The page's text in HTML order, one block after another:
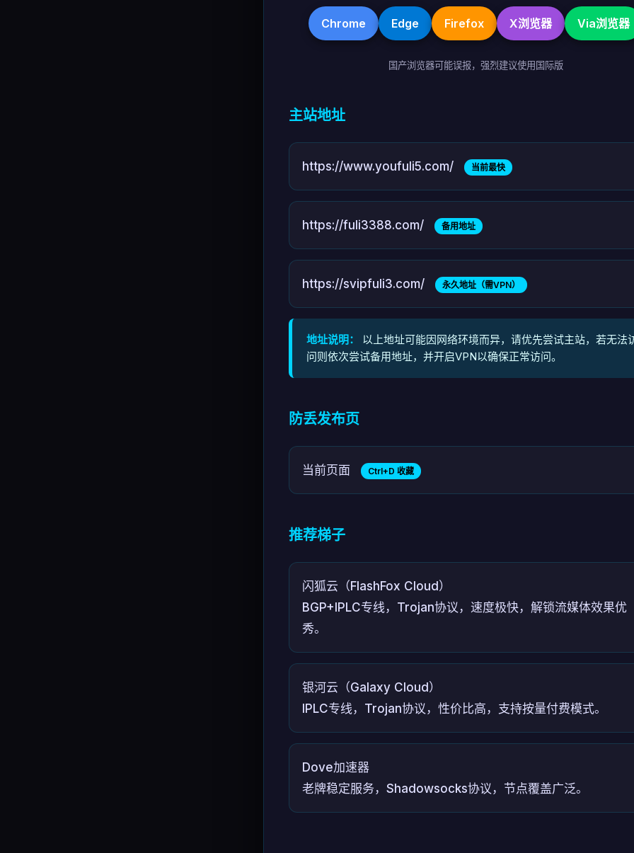
Chrome Edge Firefox X浏览器 Via浏览器
国产浏览器可能误报，强烈建议使用国际版
主站地址
https://www.youfuli5.com/ 当前最快
https://fuli3388.com/ 备用地址
https://svipfuli3.com/ 永久地址（需VPN）
地址说明：
以上地址可能因网络环境而异，请优先尝试主站，若无法
问则依次尝试备用地址，并开启VPN以确保正常访问。
防丢发布页
当前页面 Ctrl+D 收藏
推荐梯子
闪狐云（FlashFox Cloud）
BGP+IPLC专线，Trojan协议，速度极快，解锁流媒体效果优
秀。
银河云（Galaxy Cloud）
IPLC专线，Trojan协议，性价比高，支持按量付费模式。
Dove加速器
老牌稳定服务，Shadowsocks协议，节点覆盖广泛。